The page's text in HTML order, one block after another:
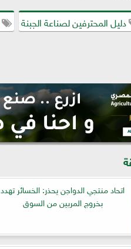
دليل المحترفين لصناعة الجبنة
اتحاد منتجي الدواجن يحذر: الخسائر تهدد
بخروج المربين من السوق